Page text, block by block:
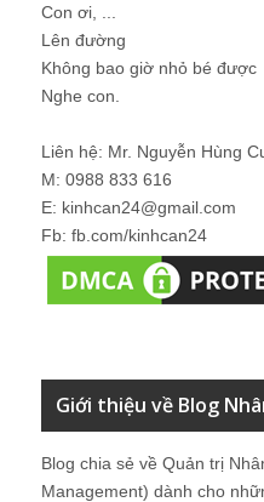
Con ơi, ...
Lên đường
Không bao giờ nhỏ bé được
Nghe con.
Liên hệ: Mr. Nguyễn Hùng
M: 0988 833 616
E: kinhcan24@gmail.com
Fb: fb.com/kinhcan24
Giới thiệu về Blog
Blog chia sẻ về Quản trị
Management) dành cho